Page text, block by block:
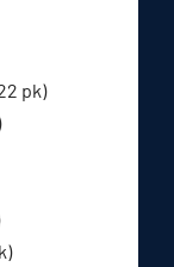
pk)